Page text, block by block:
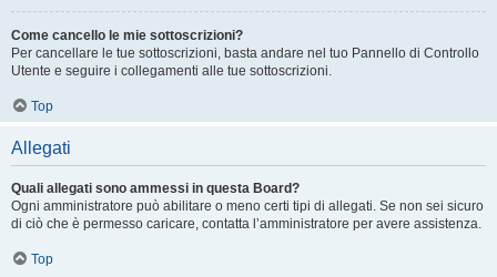
Come cancello le mie sottoscrizioni?
Per cancellare le tue sottoscrizioni, basta andare nel tuo Pannello di Controllo
Utente e seguire i collegamenti alle tue sottoscrizioni.
Top
Allegati
Quali allegati sono ammessi in questa Board?
Ogni amministratore può abilitare o meno certi tipi di allegati. Se non sei sicuro
di ciò che è permesso caricare, contatta l’amministratore per avere assistenza.
Top